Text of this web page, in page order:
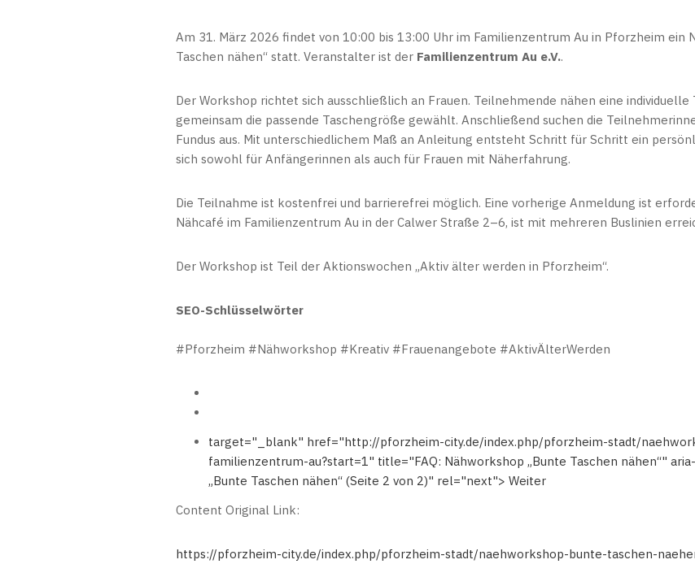
Am 31. März 2026 findet von 10:00 bis 13:00 Uhr im Familienzentrum Au in Pforzheim ein
Taschen nähen“ statt. Veranstalter ist der Familienzentrum Au e.V..
Der Workshop richtet sich ausschließlich an Frauen. Teilnehmende nähen eine
gemeinsam die passende Taschengröße gewählt. Anschließend suchen die
Fundus aus. Mit unterschiedlichem Maß an Anleitung entsteht Schritt für Schritt ein
sich sowohl für Anfängerinnen als auch für Frauen mit Näherfahrung.
Die Teilnahme ist kostenfrei und barrierefrei möglich. Eine vorherige Anmeldung ist
Nähcafé im Familienzentrum Au in der Calwer Straße 2–6, ist mit mehreren Buslinien
Der Workshop ist Teil der Aktionswochen „Aktiv älter werden in Pforzheim“.
SEO-Schlüsselwörter
#Pforzheim #Nähworkshop #Kreativ #Frauenangebote #AktivÄlterWerden
target="_blank" href="http://pforzheim-city.de/index.php/pforzheim-stadt/
familienzentrum-au?start=1" title="FAQ: Nähworkshop „Bunte Taschen nähen“"
„Bunte Taschen nähen“ (Seite 2 von 2)" rel="next"> Weiter
Content Original Link:
https://pforzheim-city.de/index.php/pforzheim-stadt/naehworkshop-bunte-taschen-